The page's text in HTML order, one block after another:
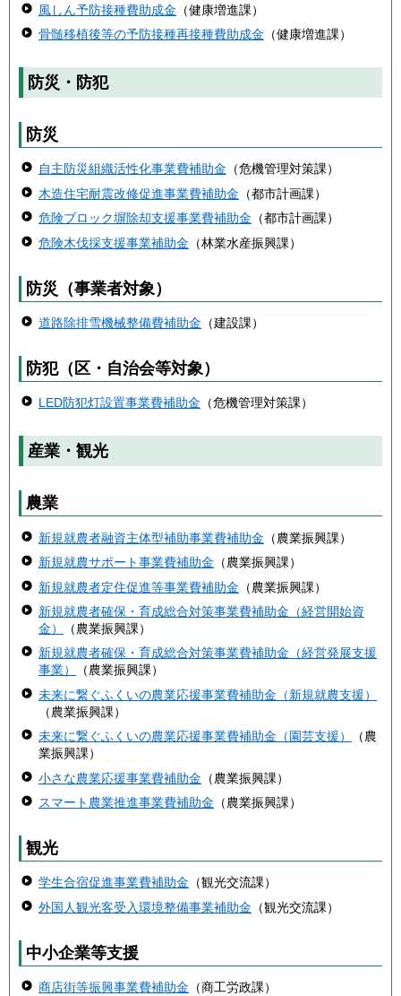
風しん予防接種費助成金 （健康増進課）
骨髄移植後等の予防接種再接種費助成金 （健康増進課）
防災・防犯
防災
自主防災組織活性化事業費補助金 （危機管理対策課）
木造住宅耐震改修促進事業費補助金 （都市計画課）
危険ブロック塀除却支援事業費補助金 （都市計画課）
危険木伐採支援事業補助金 （林業水産振興課）
防災（事業者対象）
道路除排雪機械整備費補助金 （建設課）
防犯（区・自治会等対象）
LED防犯灯設置事業費補助金 （危機管理対策課）
産業・観光
農業
新規就農者融資主体型補助事業費補助金 （農業振興課）
新規就農サポート事業費補助金 （農業振興課）
新規就農者定住促進等事業費補助金 （農業振興課）
新規就農者確保・育成総合対策事業費補助金（経営開始資
金）
（農業振興課）
新規就農者確保・育成総合対策事業費補助金（経営発展支援
事業）
（農業振興課）
未来に繋ぐふくいの農業応援事業費補助金（新規就農支援）
（農業振興課）
未来に繋ぐふくいの農業応援事業費補助金（園芸支援）
（農
業振興課）
小さな農業応援事業費補助金 （農業振興課）
スマート農業推進事業費補助金 （農業振興課）
観光
学生合宿促進事業費補助金 （観光交流課）
外国人観光客受入環境整備事業補助金 （観光交流課）
中小企業等支援
商店街等振興事業費補助金 （商工労政課）